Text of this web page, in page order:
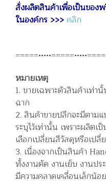
สั่งผลิตสินค้าเพื่อเป็นของ
ในองค์กร >>>คลิก
หมายเหตุ
1. ขายเฉพาะตัวสินค้าเท่า
ฉาก
2. สินค้าขายปลีกจะมีตาม
ระบุไว้เท่านั้น เพราะผลิตเ
เลือกเปลี่ยนสีวัสดุหรือเปลี่
3. เนื่องจากเป็นสินค้า
ทั้งงานตัด งานเย็บ งานป
มีความคลาดเคลื่อนเล็กน้